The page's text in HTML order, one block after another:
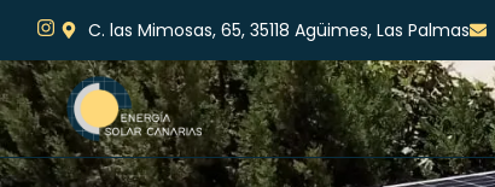
C. las Mimosas, 65, 35118 Agüimes, Las Palmas